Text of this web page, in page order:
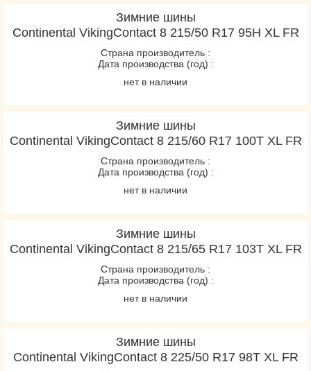
Зимние шины
Continental VikingContact 8 215/50 R17 95H XL FR
Страна производитель :
Дата производства (год) :
нет в наличии
Зимние шины
Continental VikingContact 8 215/60 R17 100T XL FR
Страна производитель :
Дата производства (год) :
нет в наличии
Зимние шины
Continental VikingContact 8 215/65 R17 103T XL FR
Страна производитель :
Дата производства (год) :
нет в наличии
Зимние шины
Continental VikingContact 8 225/50 R17 98T XL FR